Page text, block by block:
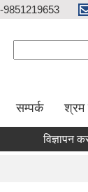
9851219653
सम्पर्क श्रम
विज्ञापन